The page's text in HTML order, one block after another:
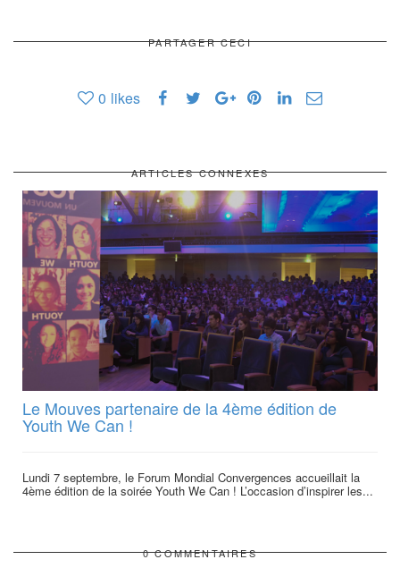
PARTAGER CECI
0 likes
ARTICLES CONNEXES
Le Mouves partenaire de la 4ème édition de
Youth We Can !
Lundi 7 septembre, le Forum Mondial Convergences accueillait la
4ème édition de la soirée Youth We Can ! L’occasion d’inspirer les...
0 COMMENTAIRES